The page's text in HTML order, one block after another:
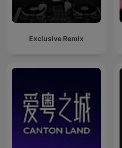
Exclusive Remix